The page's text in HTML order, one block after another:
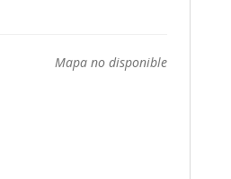
Mapa no disponible